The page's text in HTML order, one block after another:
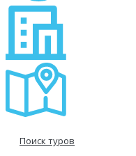
Поиск туров